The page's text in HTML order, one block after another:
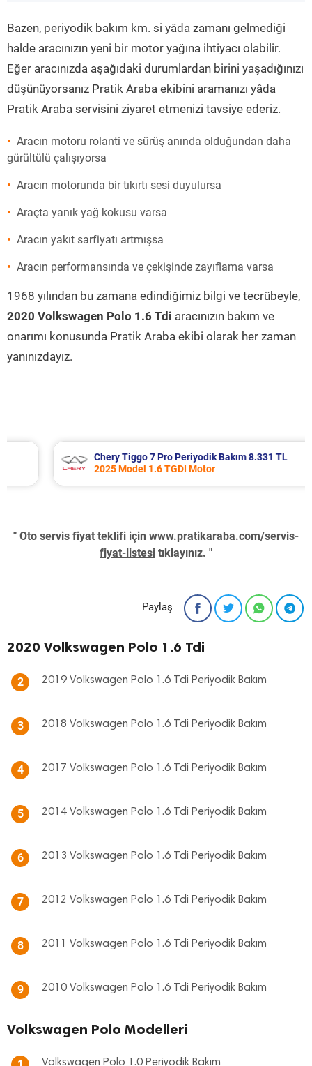
Bazen, periyodik bakım km. si yâda zamanı gelmediği
halde aracınızın yeni bir motor yağına ihtiyacı olabilir.
Eğer aracınızda aşağıdaki durumlardan birini yaşadığınızı
düşünüyorsanız Pratik Araba ekibini aramanızı yâda
Pratik Araba servisini ziyaret etmenizi tavsiye ederiz.
Aracın motoru rolanti ve sürüş anında olduğundan daha
gürültülü çalışıyorsa
Aracın motorunda bir tıkırtı sesi duyulursa
Araçta yanık yağ kokusu varsa
Aracın yakıt sarfiyatı artmışsa
Aracın performansında ve çekişinde zayıflama varsa
1968 yılından bu zamana edindiğimiz bilgi ve tecrübeyle,
2020 Volkswagen Polo 1.6 Tdi aracınızın bakım ve
onarımı konusunda Pratik Araba ekibi olarak her zaman
yanınızdayız.
Chery Tiggo 7 Pro Periyodik Bakım 8.331 TL
2025 Model 1.6 TGDI Motor
" Oto servis fiyat teklifi için www.pratikaraba.com/servis-
fiyat-listesi tıklayınız. "
Paylaş
2020 Volkswagen Polo 1.6 Tdi
2 2019 Volkswagen Polo 1.6 Tdi Periyodik Bakım
3 2018 Volkswagen Polo 1.6 Tdi Periyodik Bakım
4 2017 Volkswagen Polo 1.6 Tdi Periyodik Bakım
5 2014 Volkswagen Polo 1.6 Tdi Periyodik Bakım
6 2013 Volkswagen Polo 1.6 Tdi Periyodik Bakım
7 2012 Volkswagen Polo 1.6 Tdi Periyodik Bakım
8 2011 Volkswagen Polo 1.6 Tdi Periyodik Bakım
9 2010 Volkswagen Polo 1.6 Tdi Periyodik Bakım
Volkswagen Polo Modelleri
Volkswagen Polo 1.0 Periyodik Bakım